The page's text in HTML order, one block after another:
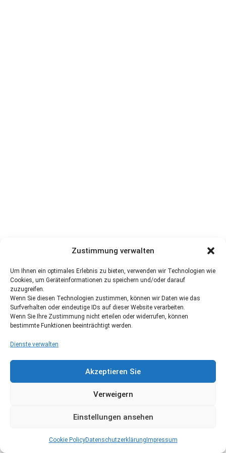
Zustimmung verwalten
Um Ihnen ein optimales Erlebnis zu bieten, verwenden wir Technologien wie
Cookies, um Geräteinformationen zu speichern und/oder darauf
zuzugreifen.
Wenn Sie diesen Technologien zustimmen, können wir Daten wie das
Surfverhalten oder eindeutige IDs auf dieser Website verarbeiten.
Wenn Sie Ihre Zustimmung nicht erteilen oder widerrufen, können
bestimmte Funktionen beeinträchtigt werden.
Dienste verwalten
Akzeptieren Sie
Verweigern
Einstellungen ansehen
Cookie PolicyDatenschutzerklärung Impressum